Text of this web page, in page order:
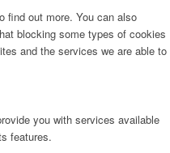
find out more. You can also
blocking some types of cookies
and the services we are able to
you with services available
features.